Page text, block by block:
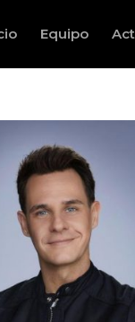
Equipo